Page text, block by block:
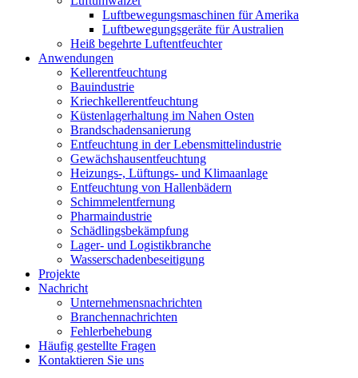
Luftbewegungsmaschinen für Amerika
Luftbewegungsgeräte für Australien
Heiß begehrte Luftentfeuchter
Anwendungen
Kellerentfeuchtung
Bauindustrie
Kriechkellerentfeuchtung
Küstenlagerhaltung im Nahen Osten
Brandschadensanierung
Entfeuchtung in der Lebensmittelindustrie
Gewächshausentfeuchtung
Heizungs-, Lüftungs- und Klimaanlage
Entfeuchtung von Hallenbädern
Schimmelentfernung
Pharmaindustrie
Schädlingsbekämpfung
Lager- und Logistikbranche
Wasserschadenbeseitigung
Projekte
Nachricht
Unternehmensnachrichten
Branchennachrichten
Fehlerbehebung
Häufig gestellte Fragen
Kontaktieren Sie uns